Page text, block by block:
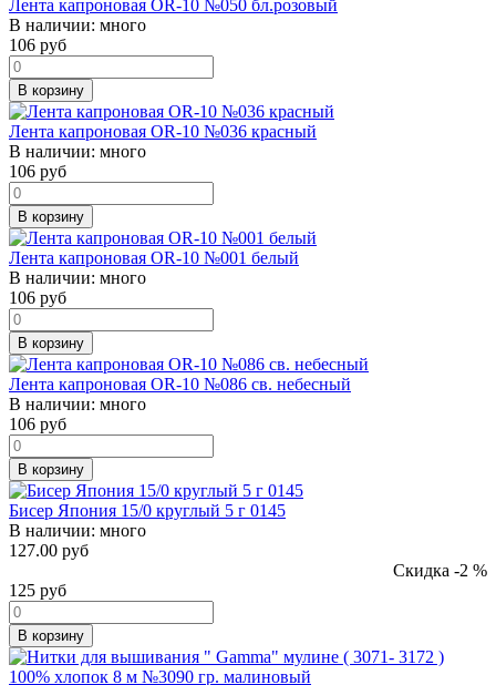
Лента капроновая OR-10 №050 бл.розовый
В наличии: много
106 руб
В корзину
Лента капроновая OR-10 №036 красный
В наличии: много
106 руб
В корзину
Лента капроновая OR-10 №001 белый
В наличии: много
106 руб
В корзину
Лента капроновая OR-10 №086 св. небесный
В наличии: много
106 руб
В корзину
Бисер Япония 15/0 круглый 5 г 0145
В наличии: много
127.00 руб
Скидка -2 %
125 руб
В корзину